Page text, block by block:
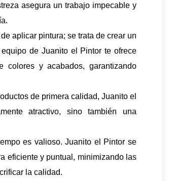
asegura un trabajo impecable y
aplicar pintura; se trata de crear un
de Juanito el Pintor te ofrece
colores y acabados, garantizando
de primera calidad, Juanito el
atractivo, sino también una
es valioso. Juanito el Pintor se
eficiente y puntual, minimizando las
la calidad.